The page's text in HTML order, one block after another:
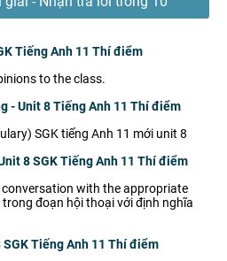
Tiếng Anh 11 Thí điểm
to the class.
- Unit 8 Tiếng Anh 11 Thí điểm
SGK tiếng Anh 11 mới unit 8
8 SGK Tiếng Anh 11 Thí điểm
with the appropriate
đoạn hội thoại với định nghĩa
Tiếng Anh 11 Thí điểm